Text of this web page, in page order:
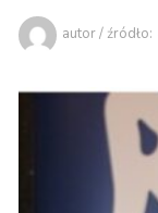
autor / źródło: